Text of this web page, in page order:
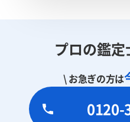
プロの鑑
\ お急ぎの方は
0120-